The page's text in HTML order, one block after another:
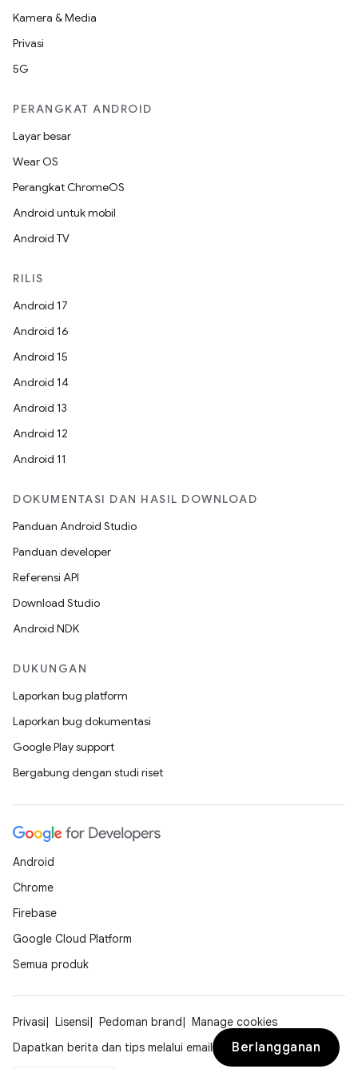
Kamera & Media
Privasi
5G
PERANGKAT ANDROID
Layar besar
Wear OS
Perangkat ChromeOS
Android untuk mobil
Android TV
RILIS
Android 17
Android 16
Android 15
Android 14
Android 13
Android 12
Android 11
DOKUMENTASI DAN HASIL DOWNLOAD
Panduan Android Studio
Panduan developer
Referensi API
Download Studio
Android NDK
DUKUNGAN
Laporkan bug platform
Laporkan bug dokumentasi
Google Play support
Bergabung dengan studi riset
Android
Chrome
Firebase
Google Cloud Platform
Semua produk
Privasi Lisensi Pedoman brand
Manage cookies
Dapatkan berita dan tips melalui email
Berlangganan